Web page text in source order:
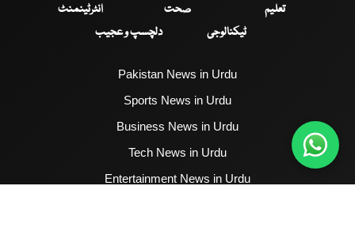
تعلیم
صحت
انٹرٹینمنٹ
ٹیکنالوجی
دلچسپ و عجیب
Pakistan News in Urdu
Sports News in Urdu
Business News in Urdu
Tech News in Urdu
Entertainment News in Urdu